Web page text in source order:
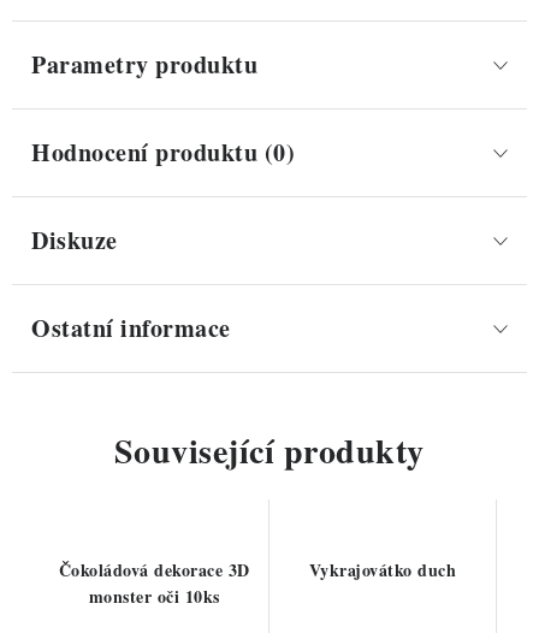
Parametry produktu
Hodnocení produktu (0)
Diskuze
Ostatní informace
Související produkty
Čokoládová dekorace 3D
monster oči 10ks
Vykrajovátko duch